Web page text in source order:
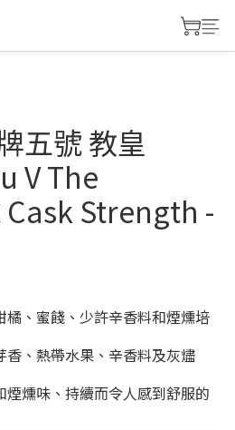
五號 教皇
V The
Strength -
橘、蜜餞、少許辛香料和煙燻培
香、熱帶水果、辛香料及灰燼
煙燻味、持續而令人感到舒服的